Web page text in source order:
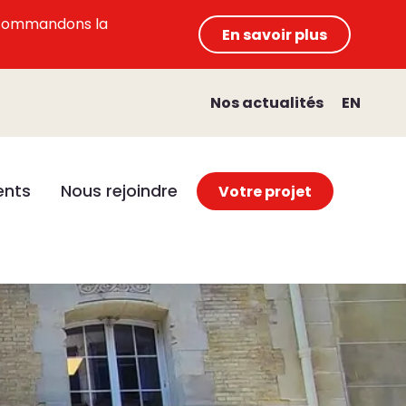
la En savoir plus
Nos actualités EN
Votre projet
Nous rejoindre